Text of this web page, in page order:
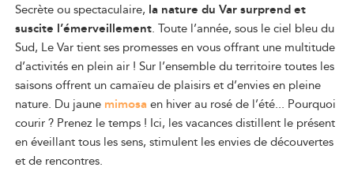
Secrète ou spectaculaire, la nature du Var surprend et
suscite l’émerveillement. Toute l’année, sous le ciel bleu du
Sud, Le Var tient ses promessesen vous offrant une multitude
d’activités en plein air! Sur l’ensemble du territoire toutes les
saisons offrent un camaïeu de plaisirs et d’envies en pleine
nature. Du jaune mimosaen hiver au rosé de l’été... Pourquoi
courir ? Prenez le temps! Ici, les vacances distillent le présent
en éveillant tous les sens, stimulent les envies de découvertes
et de rencontres.